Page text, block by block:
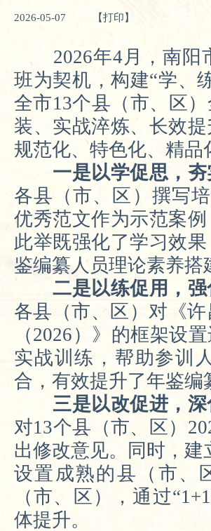
2026-05-07 【打印】
2026年4月，南阳
班为契机，构建“学、
全市13个县（市、区
装、实战淬炼、长效
规范化、特色化、精品
一是以学促思，
各县（市、区）撰写
优秀范文作为示范案
此举既强化了学习效
鉴编纂人员理论素养搭
二是以练促用，
各县（市、区）对《
（2026）》的框架设
实战训练，帮助参训
合，有效提升了年鉴
三是以改促进，
对13个县（市、区）
出修改意见。同时，建
设置成熟的县（市、
（市、区），通过
体提升。